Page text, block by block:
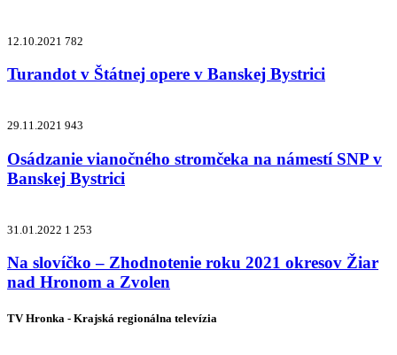
12.10.2021 782
Turandot v Štátnej opere v Banskej Bystrici
29.11.2021 943
Osádzanie vianočného stromčeka na námestí SNP v
Banskej Bystrici
31.01.2022 1 253
Na slovíčko – Zhodnotenie roku 2021 okresov Žiar
nad Hronom a Zvolen
TV Hronka - Krajská regionálna televízia